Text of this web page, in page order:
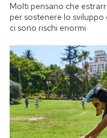
Hai bisogno di
Esci
Molti pensano che
per sostenere lo
ci sono rischi enormi